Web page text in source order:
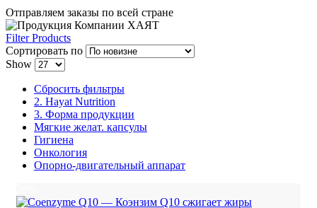
Отправляем заказы по всей стране
Filter Products
Сортировать по
Show
Сбросить фильтры
2. Hayat Nutrition
3. Форма продукции
Мягкие желат. капсулы
Гигиена
Онкология
Опорно-двигательный аппарат